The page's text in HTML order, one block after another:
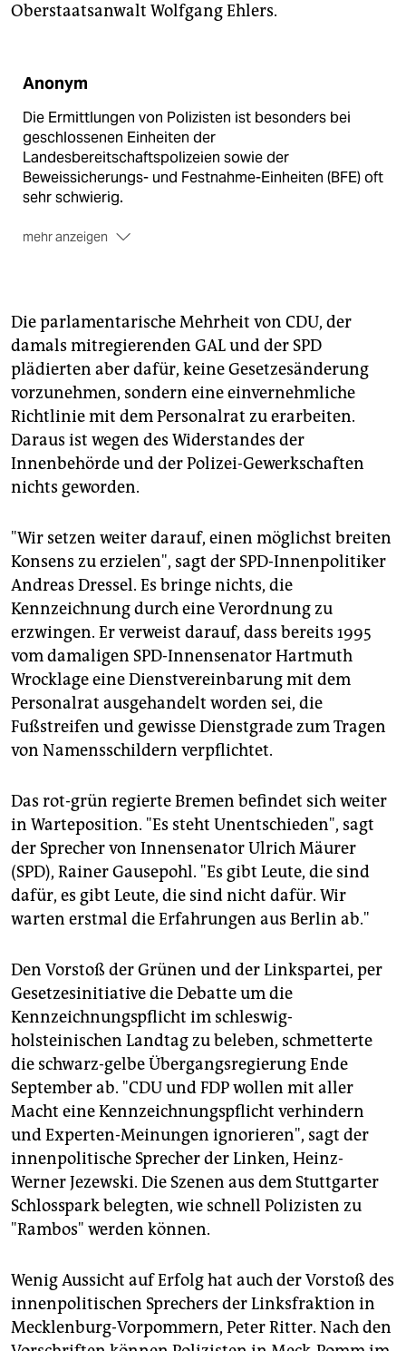
Oberstaatsanwalt Wolfgang Ehlers.
Anonym
Die Ermittlungen von Polizisten ist besonders bei
geschlossenen Einheiten der
Landesbereitschaftspolizeien sowie der
Beweissicherungs- und Festnahme-Einheiten (BFE) oft
sehr schwierig.
mehr anzeigen
Durch eine Nummer identifizierbarist zum Beispiel in
Hamburg eine Hundertschaft sowie der einzelne Zug
der Hundertschaft - "32" steht für 3. Hundertschaft, 2.
Zug, jedoch bleibt der behelmte einzelne Beamte
nach außen hin in einer größeren Gruppe anonym, da
ein Zug aus bis zu 25 Beamten bestehen kann.
Corpsgeist verhindertdann in der Regel die
Ermittlung des Einzeltäters, weil die Kollegen ihn
Die parlamentarische Mehrheit von CDU, der
damals mitregierenden GAL und der SPD
plädierten aber dafür, keine Gesetzesänderung
vorzunehmen, sondern eine einvernehmliche
Richtlinie mit dem Personalrat zu erarbeiten.
Daraus ist wegen des Widerstandes der
Innenbehörde und der Polizei-Gewerkschaften
nichts geworden.
"Wir setzen weiter darauf, einen möglichst breiten
Konsens zu erzielen", sagt der SPD-Innenpolitiker
Andreas Dressel. Es bringe nichts, die
Kennzeichnung durch eine Verordnung zu
erzwingen. Er verweist darauf, dass bereits 1995
vom damaligen SPD-Innensenator Hartmuth
Wrocklage eine Dienstvereinbarung mit dem
Personalrat ausgehandelt worden sei, die
Fußstreifen und gewisse Dienstgrade zum Tragen
von Namensschildern verpflichtet.
Das rot-grün regierte Bremen befindet sich weiter
in Warteposition. "Es steht Unentschieden", sagt
der Sprecher von Innensenator Ulrich Mäurer
(SPD), Rainer Gausepohl. "Es gibt Leute, die sind
dafür, es gibt Leute, die sind nicht dafür. Wir
warten erstmal die Erfahrungen aus Berlin ab."
Den Vorstoß der Grünen und der Linkspartei, per
Gesetzesinitiative die Debatte um die
Kennzeichnungspflicht im schleswig-
holsteinischen Landtag zu beleben, schmetterte
die schwarz-gelbe Übergangsregierung Ende
September ab. "CDU und FDP wollen mit aller
Macht eine Kennzeichnungspflicht verhindern
und Experten-Meinungen ignorieren", sagt der
innenpolitische Sprecher der Linken, Heinz-
Werner Jezewski. Die Szenen aus dem Stuttgarter
Schlosspark belegten, wie schnell Polizisten zu
"Rambos" werden können.
Wenig Aussicht auf Erfolg hat auch der Vorstoß des
innenpolitischen Sprechers der Linksfraktion in
Mecklenburg-Vorpommern, Peter Ritter. Nach den